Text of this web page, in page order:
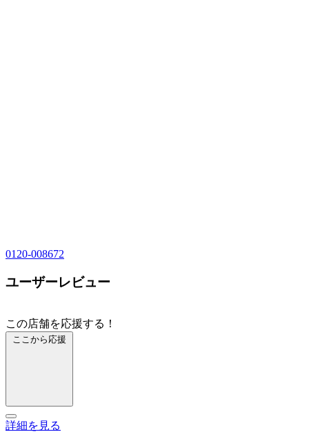
0120-008672
ユーザーレビュー
この店舗を応援する！
ここから応援
詳細を見る